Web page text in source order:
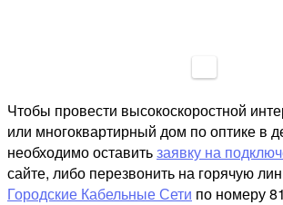
Чтобы провести высокоскоростной
или многоквартирный дом по оптике в
необходимо оставитьзаявку на
сайте, либо перезвонить на горячую
Городские Кабельные Сети по номеру